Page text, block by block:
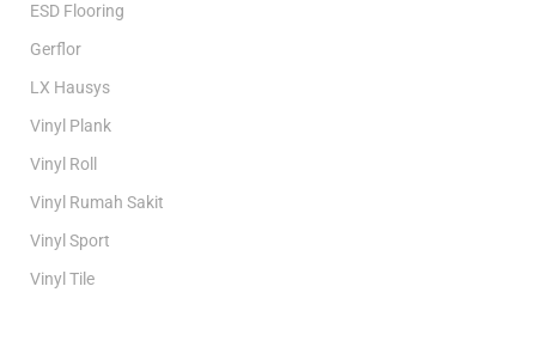
ESD Flooring
Gerflor
LX Hausys
Vinyl Plank
Vinyl Roll
Vinyl Rumah Sakit
Vinyl Sport
Vinyl Tile